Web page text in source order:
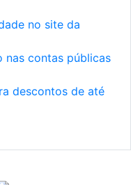
no site da
nas contas públicas
descontos de até